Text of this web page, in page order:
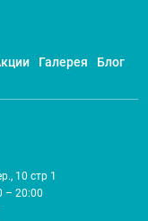
Галерея
Блог
10 стр 1
– 20:00